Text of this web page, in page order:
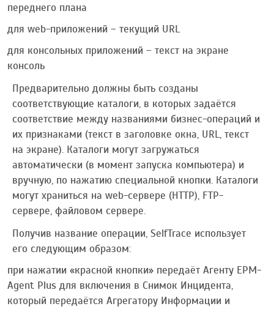
переднего плана
для web-приложений – текущий URL
для консольных приложений – текст на экране
консоль
Предварительно должны быть созданы
соответствующие каталоги, в которых задаётся
соответствие между названиями бизнес-операций и
их признаками (текст в заголовке окна, URL, текст
на экране). Каталоги могут загружаться
автоматически (в момент запуска компьютера) и
вручную, по нажатию специальной кнопки. Каталоги
могут храниться на web-сервере (HTTP), FTP-
сервере, файловом сервере.
Получив название операции, SelfTrace использует
его следующим образом:
при нажатии «красной кнопки» передаёт Агенту EPM-
Agent Plus для включения в Снимок Инцидента,
который передаётся Агрегатору Информации и